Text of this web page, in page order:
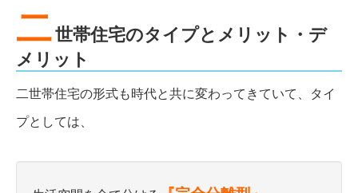
二世帯住宅のタイプとメリット・デ
メリット
二世帯住宅の形式も時代と共に変わってきていて、タイ
プとしては、